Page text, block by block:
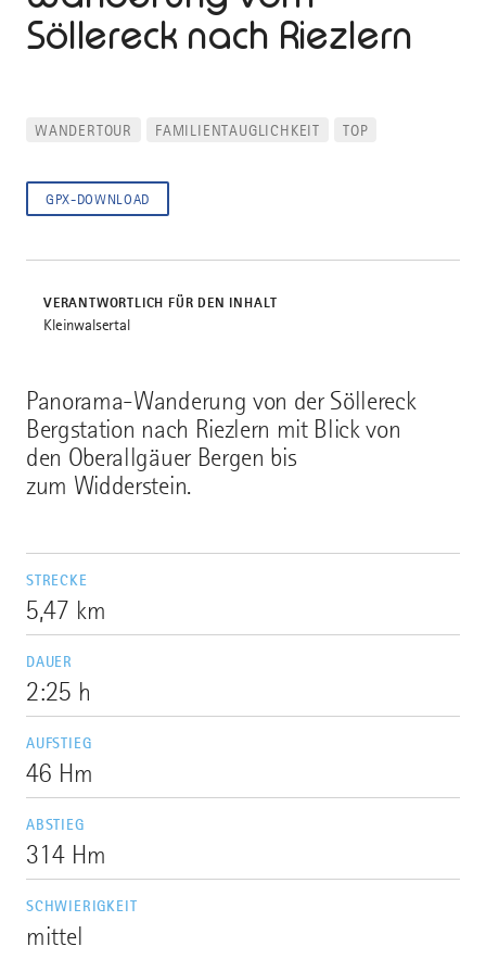
Söllereck nach Riezlern
Panorama-Wanderung von der Söllereck
Bergstation nach Riezlern mit Blick von
den Oberallgäuer Bergen bis
zum Widderstein.
STRECKE
5,47 km
DAUER
2:25 h
AUFSTIEG
46 Hm
ABSTIEG
314 Hm
SCHWIERIGKEIT
mittel
WANDERTOUR FAMILIENTAUGLICHKEIT TOP
GPX-DOWNLOAD
VERANTWORTLICH FÜR DEN INHALT
Kleinwalsertal